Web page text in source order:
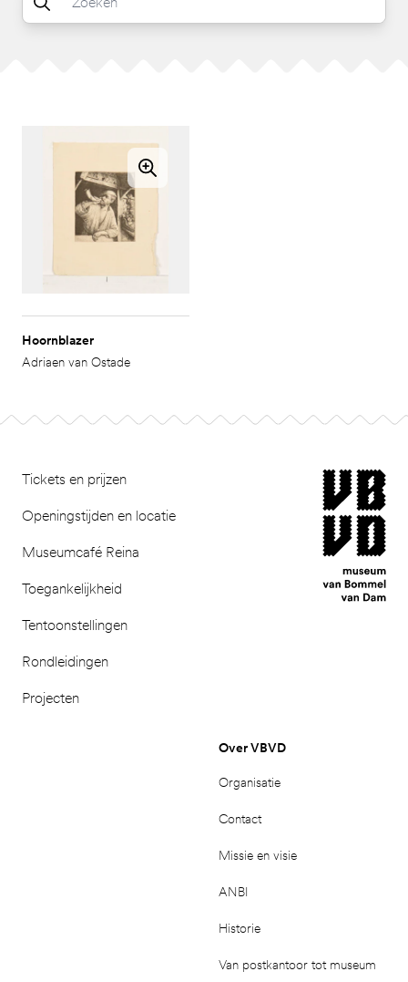
Hoornblazer
Adriaen van Ostade
Tickets en prijzen
Openingstijden en locatie
Museumcafé Reina
Toegankelijkheid
Tentoonstellingen
Rondleidingen
Projecten
museum van
Over VBVD
Organisatie
Contact
Missie en visie
ANBI
Historie
Van postkantoor tot museum